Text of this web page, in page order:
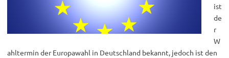
ist
de
r
W
ahltermin der Europawahl in Deutschland bekannt, jedoch ist den